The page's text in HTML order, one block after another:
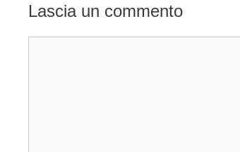
Lascia un commento